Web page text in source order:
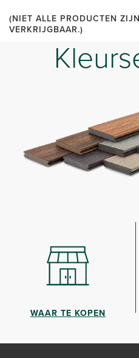
(NIET ALLE PRODUCTEN
VERKRIJGBAAR.)
WAAR TE KOPEN